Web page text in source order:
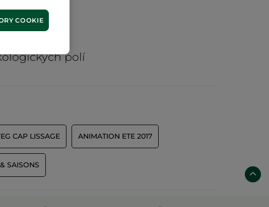
polí
CAP LISSAGE ANIMATION ETE 2017
SAISONS
COOKIE